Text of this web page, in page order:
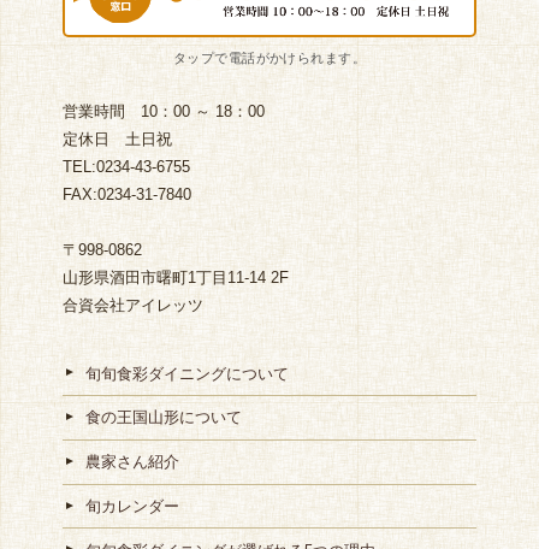
営業時間 10：00 ～ 18：00
定休日 土日祝
TEL:0234-43-6755
FAX:0234-31-7840
〒998-0862
山形県酒田市曙町1丁目11-14 2F
合資会社アイレッツ
旬旬食彩ダイニングについて
食の王国山形について
農家さん紹介
旬カレンダー